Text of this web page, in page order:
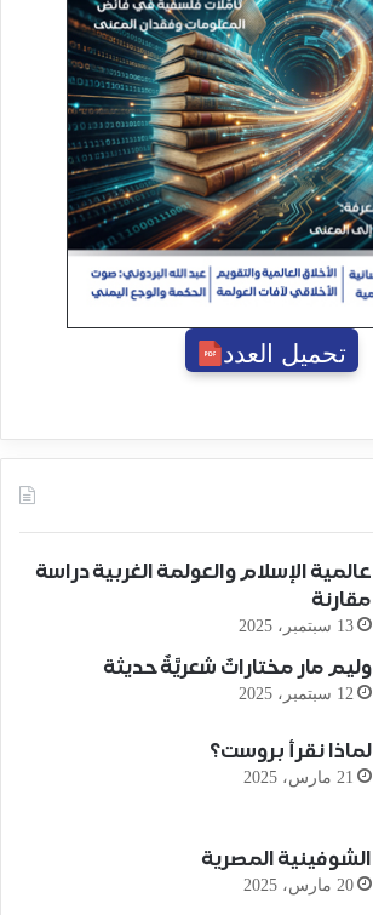
تحميل العدد
عالمية الإسلام والعولمة الغربية دراسة
مقارنة
13 سبتمبر، 2025
وليم مار مختاراتٌ شعريَّةٌ حديثة
12 سبتمبر، 2025
لماذا نقرأ بروست؟
21 مارس، 2025
الشوفينية المصرية
20 مارس، 2025